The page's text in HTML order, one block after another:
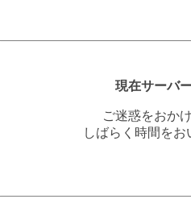
現在サーバ
ご迷惑をおか
しばらく時間を